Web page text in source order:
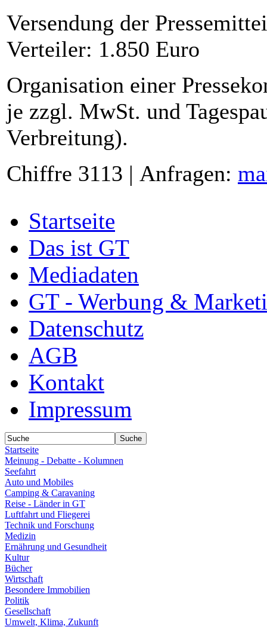
Versendung der
Verteiler: 1.850 Euro
Organisation einer
je zzgl. MwSt. und
Verbreitung).
Chiffre 3113 | Anfragen:
Startseite
Das ist GT
Mediadaten
GT - Werbung &
Datenschutz
AGB
Kontakt
Impressum
Startseite
Meinung - Debatte - Kolumnen
Seefahrt
Auto und Mobiles
Camping & Caravaning
Reise - Länder in GT
Luftfahrt und Fliegerei
Technik und Forschung
Medizin
Ernährung und Gesundheit
Kultur
Bücher
Wirtschaft
Besondere Immobilien
Politik
Gesellschaft
Umwelt, Klima, Zukunft